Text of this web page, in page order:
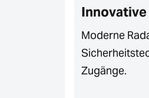
Moderne
Zugänge.